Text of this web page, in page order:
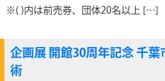
※( )内は前売券、団体20名以上 […]
企画展 開館30周年記念 千
術